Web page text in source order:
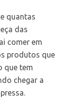
quantas
das
comer em
produtos que
que tem
chegar a